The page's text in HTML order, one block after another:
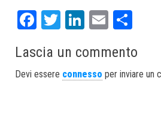
Fa
bo
ok
T
tt
er
Li
ed
In
E
ail re
Lascia un commento
Devi essere connesso per inviare un